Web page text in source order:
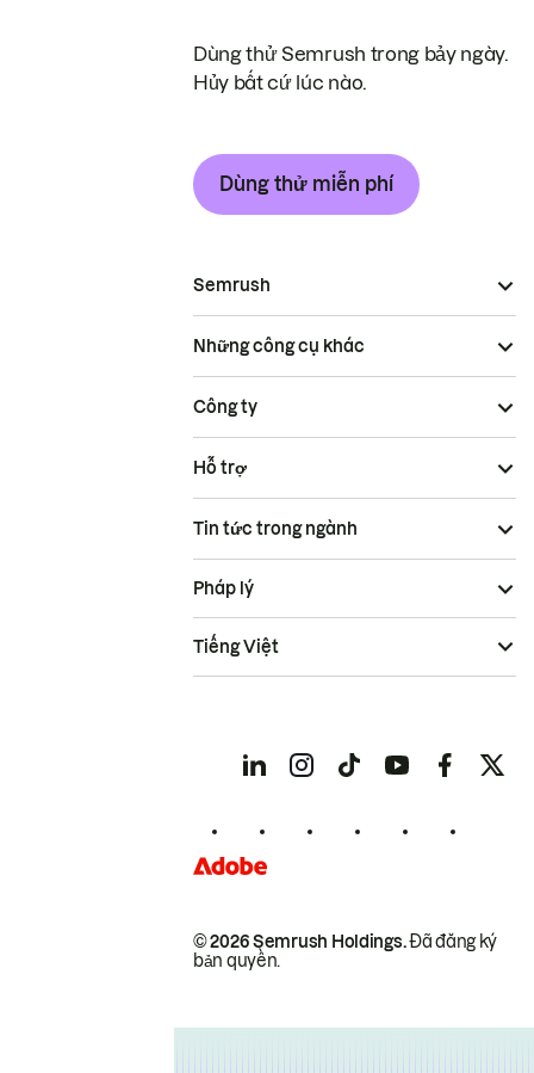
Dùng thử Semrush trong bảy ngày.
Hủy bất cứ lúc nào.
Dùng thử miễn phí
Semrush
Những công cụ khác
Công ty
Hỗ trợ
Tin tức trong ngành
© 2026 Semrush Holdings.Đã đăng ký
bản quyền.
Pháp lý
Tiếng Việt